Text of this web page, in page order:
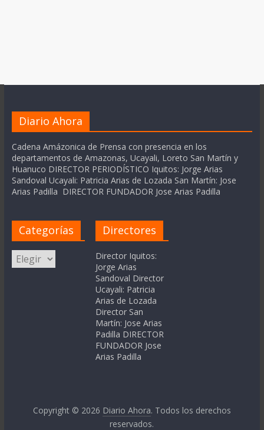
Diario Ahora
Cadena Amázonica de Prensa con presencia en los
departamentos de Amazonas, Ucayali, Loreto San Martín y
Huanuco DIRECTOR PERIODÍSTICO Iquitos: Jorge Arias
Sandoval Ucayali: Patricia Arias de Lozada San Martín: Jose
Arias Padilla DIRECTOR FUNDADOR Jose Arias Padilla
Categorías
Categorías
Directores
Director Iquitos:
Jorge Arias
Sandoval Director
Ucayali: Patricia
Arias de Lozada
Director San
Martín: Jose Arias
Padilla DIRECTOR
FUNDADOR Jose
Arias Padilla
Copyright © 2026 Diario Ahora. Todos los derechos
reservados.